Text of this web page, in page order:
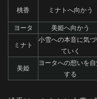
桃香 ミナトへ向かう
ヨータ
美姫へ向かう
ミナト
小雪への本音に気
ていく
美姫
ヨータへの想いを自
する